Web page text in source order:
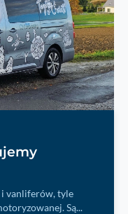
vanliferów, tyle
Są...